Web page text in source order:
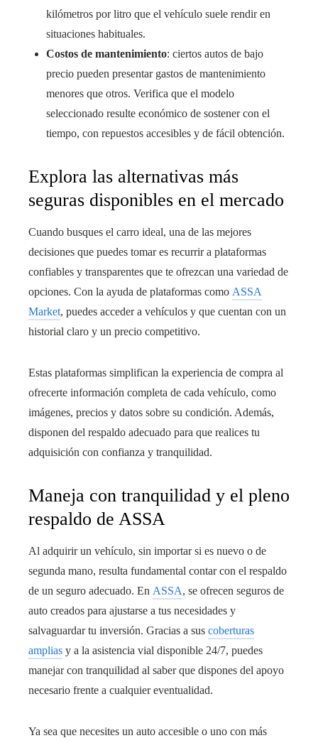
kilómetros por litro que el vehículo suele rendir en
situaciones habituales.
Costos de mantenimiento: ciertos autos de bajo
precio pueden presentar gastos de mantenimiento
menores que otros. Verifica que el modelo
seleccionado resulte económico de sostener con el
tiempo, con repuestos accesibles y de fácil obtención.
Explora las alternativas más
seguras disponibles en el mercado
Cuando busques el carro ideal, una de las mejores
decisiones que puedes tomar es recurrir a plataformas
confiables y transparentes que te ofrezcan una variedad de
opciones. Con la ayuda de plataformas como ASSA
Market, puedes acceder a vehículos y que cuentan con un
historial claro y un precio competitivo.
Estas plataformas simplifican la experiencia de compra al
ofrecerte información completa de cada vehículo, como
imágenes, precios y datos sobre su condición. Además,
disponen del respaldo adecuado para que realices tu
adquisición con confianza y tranquilidad.
Maneja con tranquilidad y el pleno
respaldo de ASSA
Al adquirir un vehículo, sin importar si es nuevo o de
segunda mano, resulta fundamental contar con el respaldo
de un seguro adecuado. En ASSA, se ofrecen seguros de
auto creados para ajustarse a tus necesidades y
salvaguardar tu inversión. Gracias a sus coberturas
amplias y a la asistencia vial disponible 24/7, puedes
manejar con tranquilidad al saber que dispones del apoyo
necesario frente a cualquier eventualidad.
Ya sea que necesites un auto accesible o uno con más